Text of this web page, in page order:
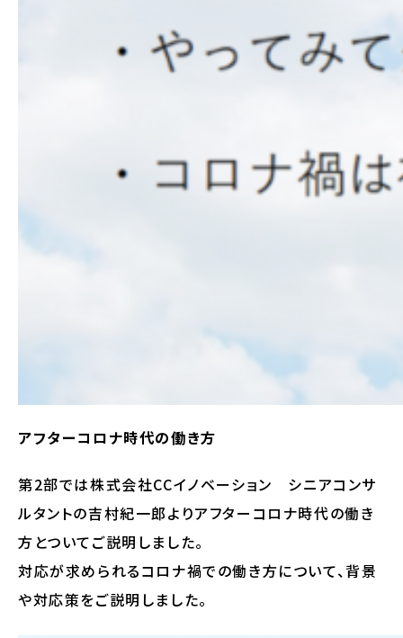
アフターコロナ時代の働き方
第2部では株式会社CCイノベーション シニアコンサ
ルタントの吉村紀一郎よりアフターコロナ時代の働き
方とついてご説明しました。
対応が求められるコロナ禍での働き方について、背景
や対応策をご説明しました。